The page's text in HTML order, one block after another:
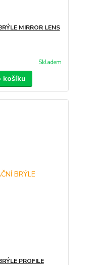
MIRROR LENS
Skladem
košíku
PROFILE